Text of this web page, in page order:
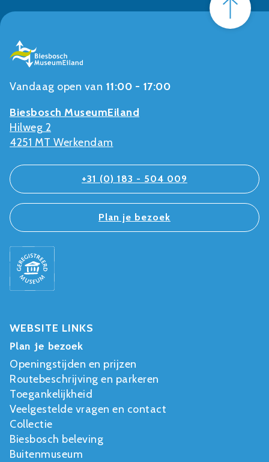
Vandaag open van 11:00 - 17:00
Biesbosch MuseumEiland
Hilweg 2
4251 MT Werkendam
+31 (0) 183 - 504 009
Plan je bezoek
WEBSITE LINKS
Plan je bezoek
Openingstijden en prijzen
Routebeschrijving en parkeren
Toegankelijkheid
Veelgestelde vragen en contact
Collectie
Biesbosch beleving
Buitenmuseum